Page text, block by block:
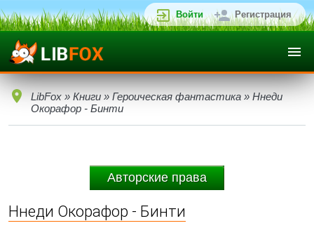
Войти Регистрация
LibFox » Книги » Героическая фантастика » Ннеди
Окорафор - Бинти
Авторские права
Ннеди Окорафор - Бинти